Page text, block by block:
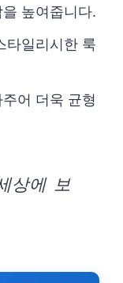
높여줍니다.
타일리시한 룩
어 더욱 균형
상에 보